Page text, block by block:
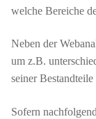
welche Bereiche
Neben der
um z.B.
seiner
Sofern